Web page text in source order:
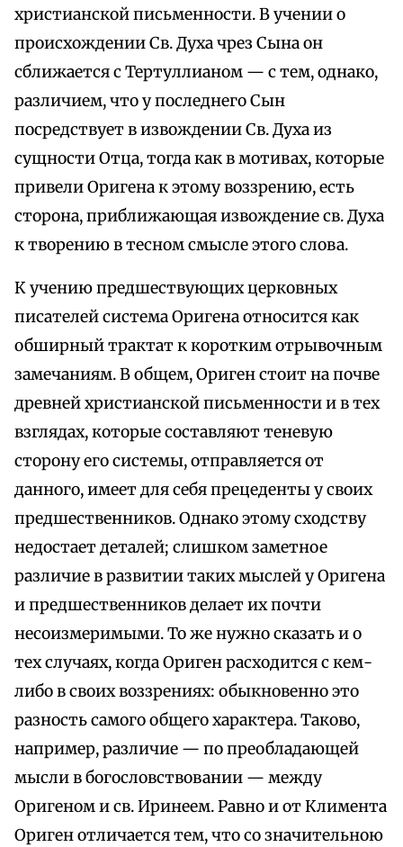
христианской письменности. В учении о
происхождении Св. Духа чрез Сына он
сближается с Тертуллианом — с тем, однако,
различием, что у последнего Сын
посредствует в извождении Св. Духа из
сущности Отца, тогда как в мотивах, которые
привели Оригена к этому воззрению, есть
сторона, приближающая извождение св. Духа
к творению в тесном смысле этого слова.
К учению предшествующих церковных
писателей система Оригена относится как
обширный трактат к коротким отрывочным
замечаниям. В общем, Ориген стоит на почве
древней христианской письменности и в тех
взглядах, которые составляют теневую
сторону его системы, отправляется от
данного, имеет для себя прецеденты у своих
предшественников. Однако этому сходству
недостает деталей; слишком заметное
различие в развитии таких мыслей у Оригена
и предшественников делает их почти
несоизмеримыми. То же нужно сказать и о
тех случаях, когда Ориген расходится с кем-
либо в своих воззрениях: обыкновенно это
разность самого общего характера. Таково,
например, различие — по преобладающей
мысли в богословствовании — между
Оригеном и св. Иринеем. Равно и от Климента
Ориген отличается тем, что со значительною